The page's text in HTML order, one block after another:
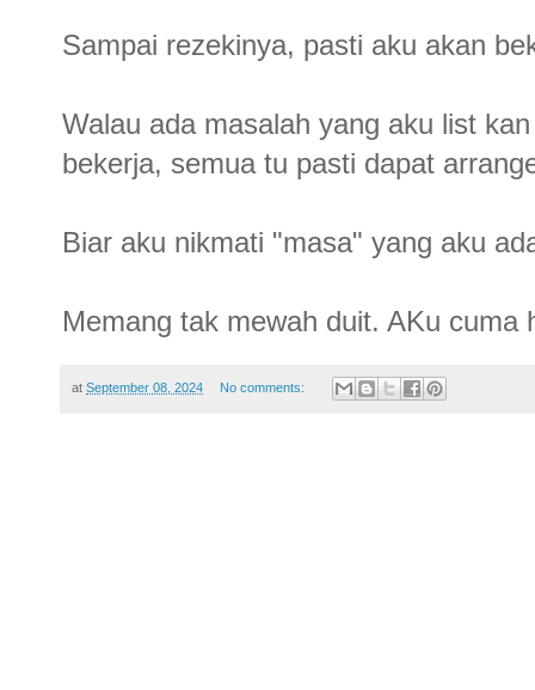
Sampai rezekinya, pasti aku akan
Walau ada masalah yang aku list
bekerja, semua tu pasti dapat
Biar aku nikmati "masa" yang aku
Memang tak mewah duit. AKu cuma
at September 08, 2024 No comments: